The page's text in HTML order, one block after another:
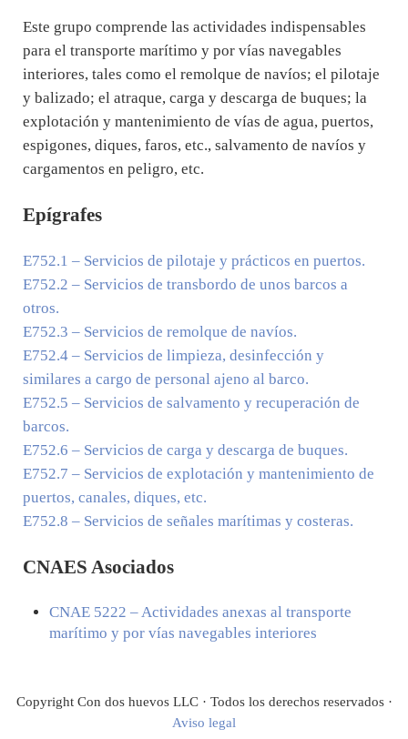
Este grupo comprende las actividades indispensables
para el transporte marítimo y por vías navegables
interiores, tales como el remolque de navíos; el pilotaje
y balizado; el atraque, carga y descarga de buques; la
explotación y mantenimiento de vías de agua, puertos,
espigones, diques, faros, etc., salvamento de navíos y
cargamentos en peligro, etc.
Epígrafes
E752.1 – Servicios de pilotaje y prácticos en puertos.
E752.2 – Servicios de transbordo de unos barcos a
otros.
E752.3 – Servicios de remolque de navíos.
E752.4– Servicios de limpieza, desinfección y
similares a cargo de personal ajeno al barco.
E752.5 – Servicios de salvamento y recuperación de
barcos.
E752.6 – Servicios de carga y descarga de buques.
E752.7 – Servicios de explotación y mantenimiento de
puertos, canales, diques, etc.
E752.8 – Servicios de señales marítimas y costeras.
CNAES Asociados
CNAE 5222 – Actividades anexas al transporte
marítimo y por vías navegables interiores
Copyright Con dos huevos LLC · Todos los derechos reservados ·
Aviso legal